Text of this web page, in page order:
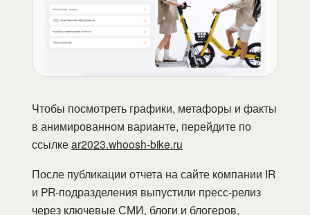
Чтобы посмотреть графики, метафоры и факты
в анимированном варианте, перейдите по
ссылкеar2023.whoosh-bike.ru
После публикации отчета на сайте компании IR
и PR-подразделения выпустили пресс-релиз
через ключевые СМИ, блоги и блогеров,